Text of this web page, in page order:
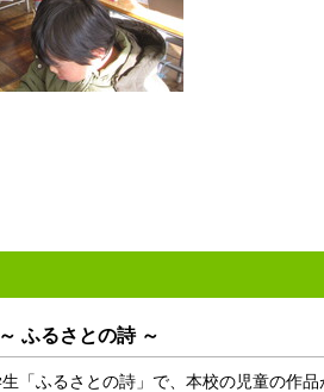
ふるさとの詩 ～
「ふるさとの詩」で、本校の児童の作